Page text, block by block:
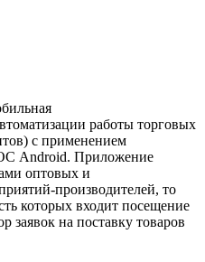
работы торговых
с применением
Android. Приложение
оптовых и
производителей, то
которых входит посещение
заявок на поставку товаров